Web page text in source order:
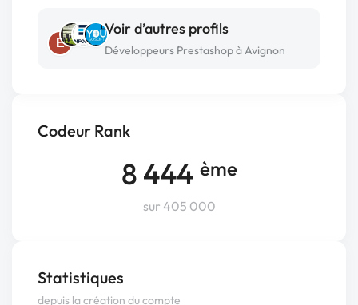
Codeur Rank
8 444 ème
sur 405 000
Statistiques
depuis la création du compte
E
Voir d’autres profils
Développeurs Prestashop à Avignon